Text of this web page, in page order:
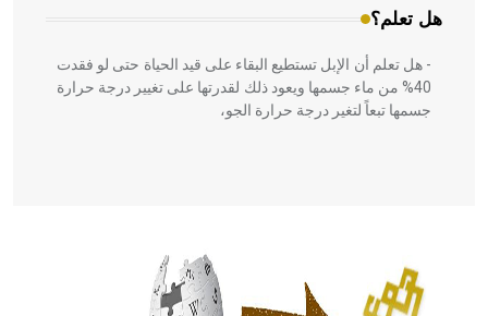
هل تعلم؟
- هل تعلم أن الإبل تستطيع البقاء على قيد الحياة حتى لو فقدت
40% من ماء جسمها ويعود ذلك لقدرتها على تغيير درجة حرارة
جسمها تبعاً لتغير درجة حرارة الجو،
الحكم، الأدلة، تنظيم التغذية، ورسالته في جروح الرأس. ويعود
له الفضل بأنه حرر الطب من الدين والفلسفة.